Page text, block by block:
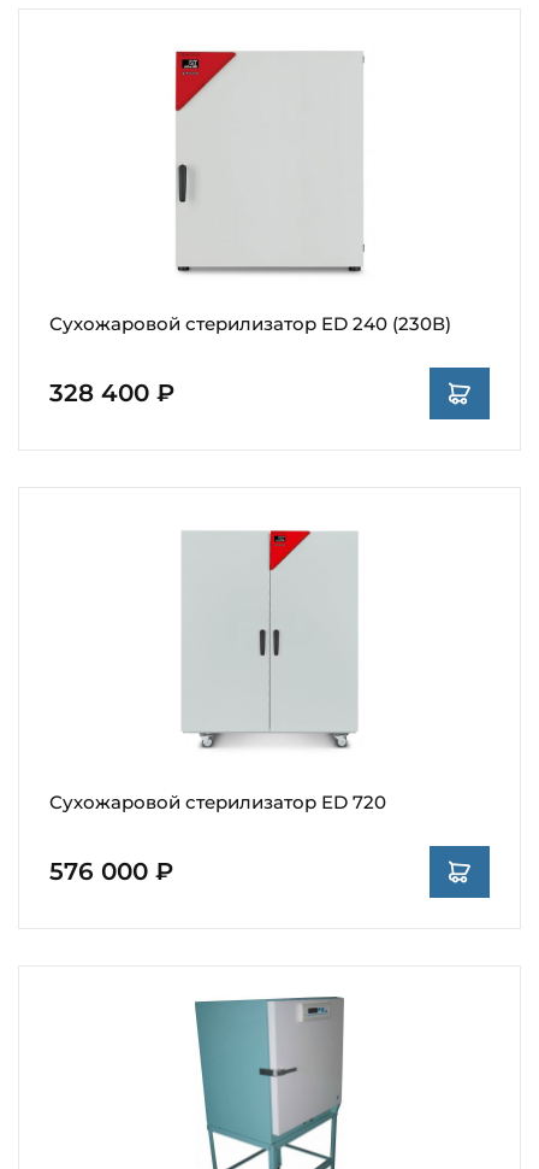
Сухожаровой стерилизатор ED 240 (230В)
328 400 ₽
Сухожаровой стерилизатор ED 720
576 000 ₽